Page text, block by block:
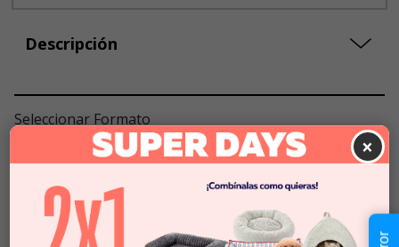
Descripción
Seleccionar Formato
Talla XS
$54.990 $49.491
Talla S
$54.990 $49.491
Talla M
$54.990
$49.491
×